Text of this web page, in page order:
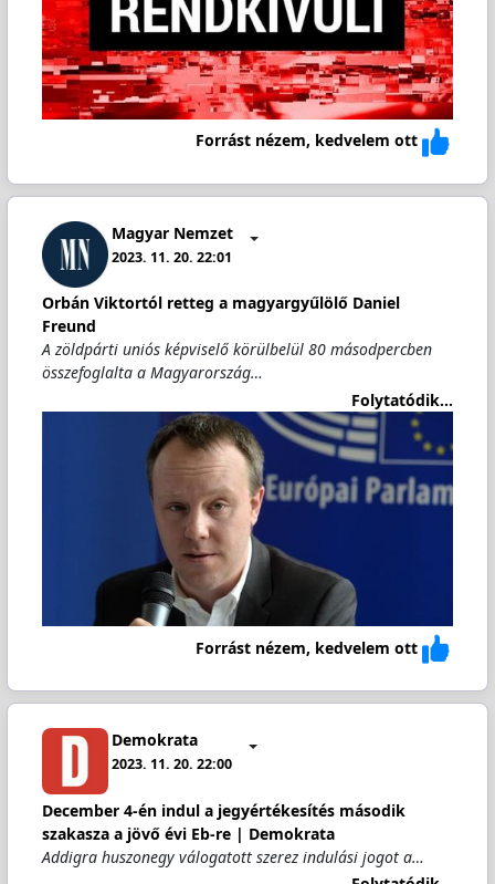
Forrást nézem, kedvelem ott
Magyar Nemzet
2023. 11. 20. 22:01
Orbán Viktortól retteg a magyargyűlölő Daniel
Freund
A zöldpárti uniós képviselő körülbelül 80 másodpercben
összefoglalta a Magyarország…
Folytatódik...
Forrást nézem, kedvelem ott
Demokrata
2023. 11. 20. 22:00
December 4-én indul a jegyértékesítés második
szakasza a jövő évi Eb-re | Demokrata
Addigra huszonegy válogatott szerez indulási jogot a…